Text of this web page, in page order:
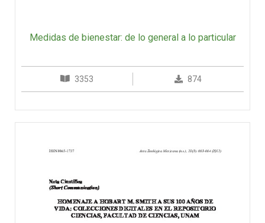
Medidas de bienestar: de lo general a lo particular
3353 874